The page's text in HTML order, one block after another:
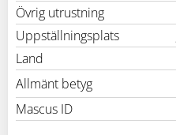
Övrig utrustning
Uppställningsplats
Land
Allmänt betyg
Mascus ID